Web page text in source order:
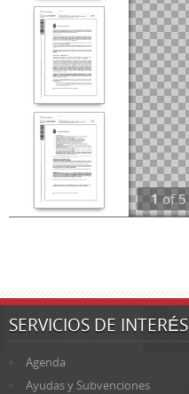
1 of 5
SERVICIOS DE INTERÉS
Agenda
Ayudas y Subvenciones